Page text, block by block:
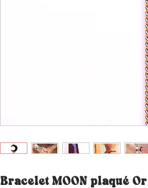
Bracelet MOON plaqué